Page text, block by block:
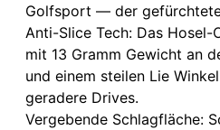
Golfsport — der gefürchtete
Anti-Slice Tech: Das
mit 13 Gramm Gewicht an
und einem steilen Lie
geradere Drives.
Vergebende Schlagfläche: